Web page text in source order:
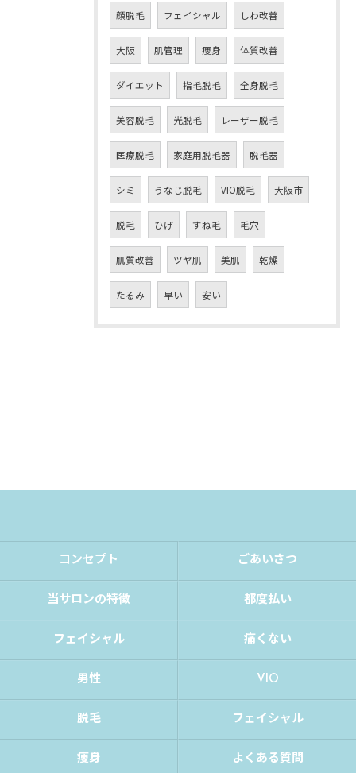
顔脱毛 フェイシャル しわ改善
大阪 肌管理 痩身 体質改善
ダイエット 指毛脱毛 全身脱毛
美容脱毛 光脱毛 レーザー脱毛
医療脱毛 家庭用脱毛器 脱毛器
シミ うなじ脱毛 VIO脱毛 大阪市
脱毛 ひげ すね毛 毛穴
肌質改善 ツヤ肌 美肌 乾燥
たるみ 早い 安い
コンセプト ごあいさつ
当サロンの特徴 都度払い
フェイシャル 痛くない
男性 VIO
脱毛 フェイシャル
痩身 よくある質問